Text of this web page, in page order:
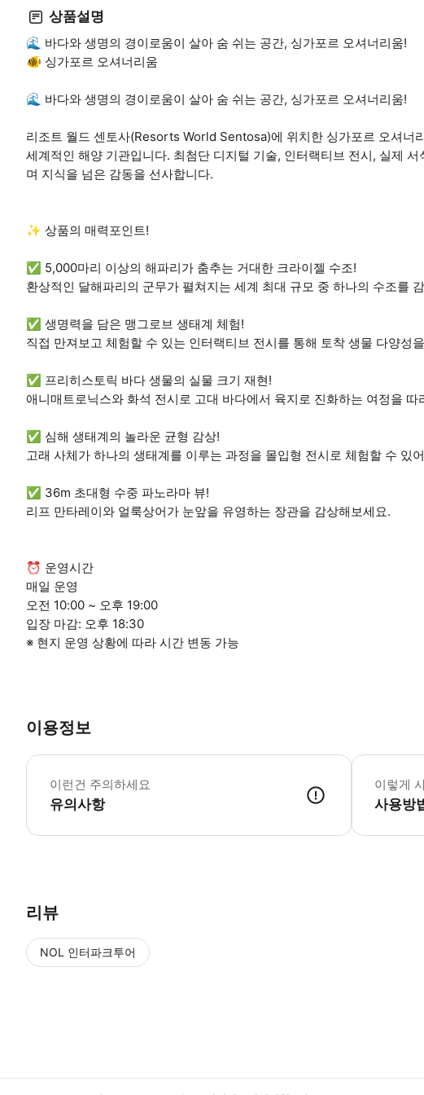
상품설명
🌊 바다와 생명의 경이로움이 살아 숨 쉬는 공간, 싱가포르 오셔너리움!
🐠 싱가포르 오셔너리움
🌊 바다와 생명의 경이로움이 살아 숨 쉬는 공간, 싱가포르 오셔너리움!
리조트 월드 센토사(Resorts World Sentosa)에 위치한 싱가포르 오셔너
세계적인 해양 기관입니다. 최첨단 디지털 기술, 인터랙티브 전시, 실제
며 지식을 넘은 감동을 선사합니다.
✨ 상품의 매력포인트!
✅ 5,000마리 이상의 해파리가 춤추는 거대한 크라이젤 수조!
환상적인 달해파리의 군무가 펼쳐지는 세계 최대 규모 중 하나의 수조를
✅ 생명력을 담은 맹그로브 생태계 체험!
직접 만져보고 체험할 수 있는 인터랙티브 전시를 통해 토착 생물 다양성
✅ 프리히스토릭 바다 생물의 실물 크기 재현!
애니매트로닉스와 화석 전시로 고대 바다에서 육지로 진화하는 여정을 따
✅ 심해 생태계의 놀라운 균형 감상!
고래 사체가 하나의 생태계를 이루는 과정을 몰입형 전시로 체험할 수 있
✅ 36m 초대형 수중 파노라마 뷰!
리프 만타레이와 얼룩상어가 눈앞을 유영하는 장관을 감상해보세요.
⏰ 운영시간
매일 운영
오전 10:00 ~ 오후 19:00
입장 마감: 오후 18:30
※ 현지 운영 상황에 따라 시간 변동 가능
이용정보
이런건 주의하세요
유의사항
📌 상품 약관
이렇게
사용방
리뷰
NOL 인터파크투어